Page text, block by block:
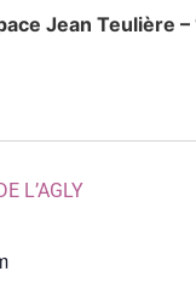
Jean Teulière –
L’AGLY